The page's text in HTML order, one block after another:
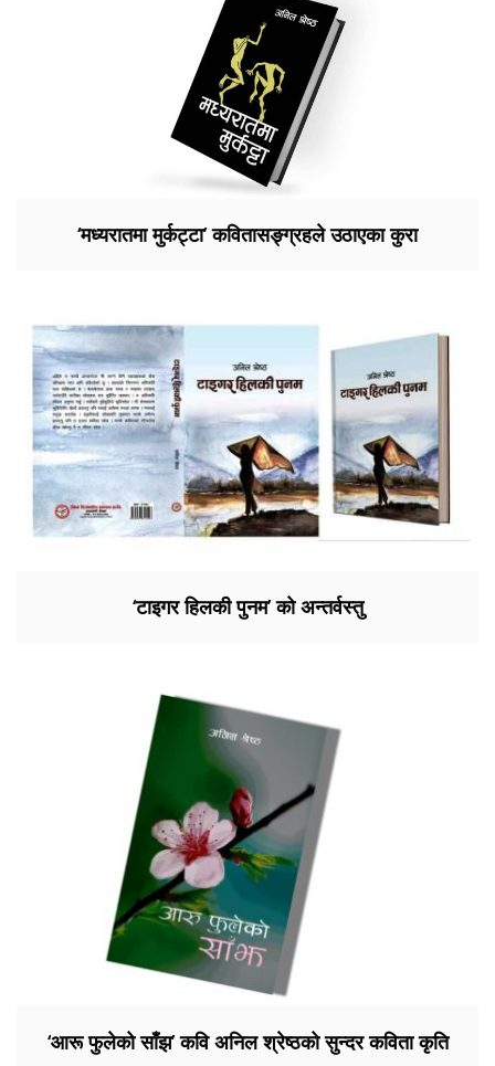
‘मध्यरातमा मुर्कट्टा’ कवितासङ्ग्रहले उठाएका कुरा
‘टाइगर हिलकी पुनम’ को अन्तर्वस्तु
‘आरू फुलेको साँझ’ कवि अनिल श्रेष्ठको सुन्दर कविता कृति